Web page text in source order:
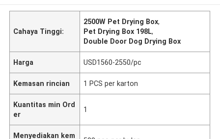
Cahaya Tinggi:
2500W Pet Drying Box,
Pet Drying Box 198L,
Double Door Dog Drying Box
Harga USD1560-2550/pc
Kemasan rincian 1 PCS per karton
Kuantitas min Ord
er
1
Menyediakan kem